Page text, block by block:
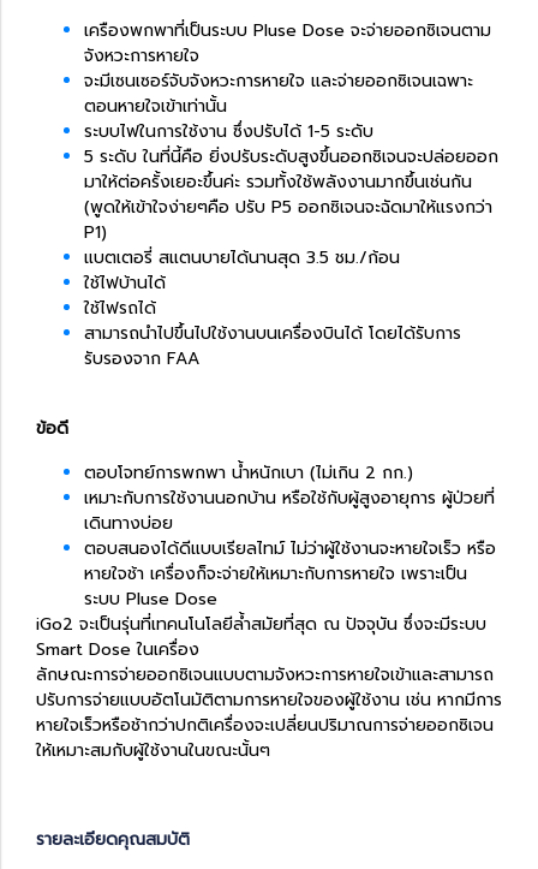
เครืองพกพาที่เป็นระบบ Pluse Dose จะจ่ายออกซิเจนตาม
จังหวะการหายใจ
จะมีเซนเซอร์จับจังหวะการหายใจ และจ่ายออกซิเจนเฉพาะ
ตอนหายใจเข้าเท่านั้น
ระบบไฟในการใช้งาน ซึ่งปรับได้ 1-5 ระดับ
5 ระดับ ในที่นี้คือ ยิ่งปรับระดับสูงขึ้นออกซิเจนจะปล่อยออก
มาให้ต่อครั้งเยอะขึ้นค่ะ รวมทั้งใช้พลังงานมากขึ้นเช่นกัน
(พูดให้เข้าใจง่ายๆคือ ปรับ P5 ออกซิเจนจะฉัดมาให้แรงกว่า
P1)
แบตเตอรี่ สแตนบายได้นานสุด 3.5 ชม./ก้อน
ใช้ไฟบ้านได้
ใช้ไฟรถได้
สามารถนำไปขึ้นไปใช้งานบนเครื่องบินได้ โดยได้รับการ
รับรองจาก FAA
ข้อดี
ตอบโจทย์การพกพา น้ำหนักเบา (ไม่เกิน 2 กก.)
เหมาะกับการใช้งานนอกบ้าน หรือใช้กับผู้สูงอายุการ ผู้ป่วยที่
เดินทางบ่อย
ตอบสนองได้ดีแบบเรียลไทม์ ไม่ว่าผู้ใช้งานจะหายใจเร็ว หรือ
หายใจช้า เครื่องก็จะจ่ายให้เหมาะกับการหายใจ เพราะเป็น
ระบบ Pluse Dose
iGo2 จะเป็นรุ่นที่เทคนโนโลยีล้ำสมัยที่สุด ณ ปัจจุบัน ซึ่งจะมีระบบ
Smart Dose ในเครื่อง
ลักษณะการจ่ายออกซิเจนแบบตามจังหวะการหายใจเข้าและสามารถ
ปรับการจ่ายแบบอัตโนมัติตามการหายใจของผู้ใช้งาน เช่น หากมีการ
หายใจเร็วหรือช้ากว่าปกติเครื่องจะเปลี่ยนปริมาณการจ่ายออกซิเจน
ให้เหมาะสมกับผู้ใช้งานในขณะนั้นๆ
รายละเอียดคุณสมบัติ